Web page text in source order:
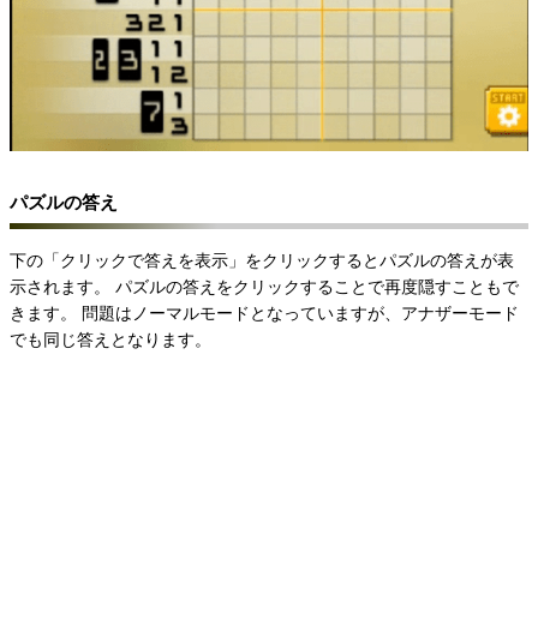
パズルの答え
下の「クリックで答えを表示」をクリックするとパズルの答えが表
示されます。
パズルの答えをクリックすることで再度隠すこともで
きます。
問題はノーマルモードとなっていますが、アナザーモード
でも同じ答えとなります。